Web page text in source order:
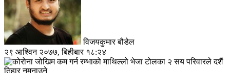
विजयकुमार बौडेल
२९ आश्विन २०७७, बिहीबार १८:२४